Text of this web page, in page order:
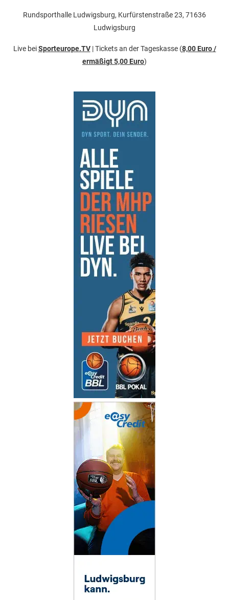
Rundsporthalle Ludwigsburg, Kurfürstenstraße 23, 71636
Ludwigsburg
Live beiSporteurope.TV| Tickets an der Tageskasse (8,00 Euro /
ermäßigt 5,00 Euro)